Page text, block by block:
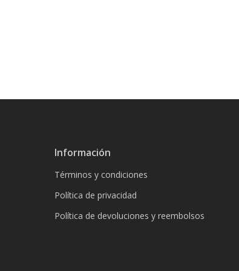
Información
Términos y condiciones
Política de privacidad
Política de devoluciones y reembolsos